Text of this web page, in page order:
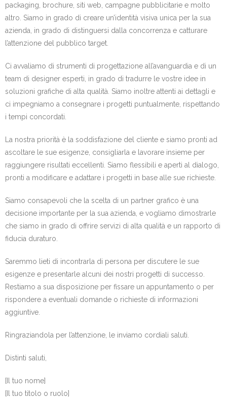
packaging, brochure, siti web, campagne pubblicitarie e molto
altro. Siamo in grado di creare un’identità visiva unica per la sua
azienda, in grado di distinguersi dalla concorrenza e catturare
l’attenzione del pubblico target.
Ci avvaliamo di strumenti di progettazione all’avanguardia e di un
team di designer esperti, in grado di tradurre le vostre idee in
soluzioni grafiche di alta qualità. Siamo inoltre attenti ai dettagli e
ci impegniamo a consegnare i progetti puntualmente, rispettando
i tempi concordati.
La nostra priorità è la soddisfazione del cliente e siamo pronti ad
ascoltare le sue esigenze, consigliarla e lavorare insieme per
raggiungere risultati eccellenti. Siamo flessibili e aperti al dialogo,
pronti a modificare e adattare i progetti in base alle sue richieste.
Siamo consapevoli che la scelta di un partner grafico è una
decisione importante per la sua azienda, e vogliamo dimostrarle
che siamo in grado di offrire servizi di alta qualità e un rapporto di
fiducia duraturo.
Saremmo lieti di incontrarla di persona per discutere le sue
esigenze e presentarle alcuni dei nostri progetti di successo.
Restiamo a sua disposizione per fissare un appuntamento o per
rispondere a eventuali domande o richieste di informazioni
aggiuntive.
Ringraziandola per l’attenzione, le inviamo cordiali saluti.
Distinti saluti,
[Il tuo nome]
[Il tuo titolo o ruolo]